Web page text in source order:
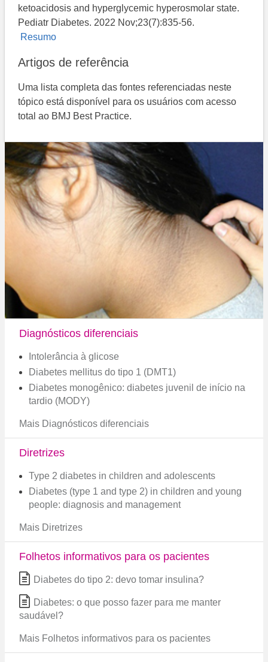
ketoacidosis and hyperglycemic hyperosmolar state.
Pediatr Diabetes. 2022 Nov;23(7):835-56.
Resumo
Artigos de referência
Uma lista completa das fontes referenciadas neste
tópico está disponível para os usuários com acesso
total ao BMJ Best Practice.
Diagnósticos diferenciais
Intolerância à glicose
Diabetes mellitus do tipo 1 (DMT1)
Diabetes monogênico: diabetes juvenil de início na
tardio (MODY)
Mais Diagnósticos diferenciais
Diretrizes
Type 2 diabetes in children and adolescents
Diabetes (type 1 and type 2) in children and young
people: diagnosis and management
Mais Diretrizes
Folhetos informativos para os pacientes
Diabetes do tipo 2: devo tomar insulina?
Diabetes: o que posso fazer para me manter
saudável?
Mais Folhetos informativos para os pacientes